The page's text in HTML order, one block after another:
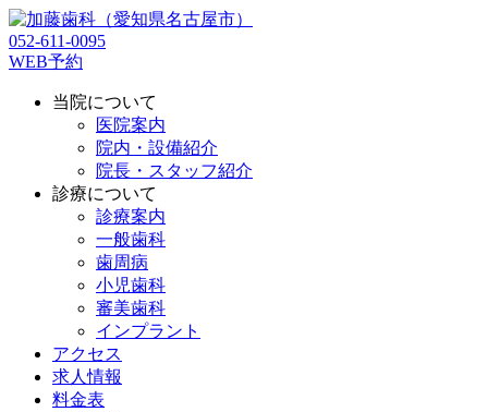
052-611-0095
WEB予約
当院について
医院案内
院内・設備紹介
院長・スタッフ紹介
診療について
診療案内
一般歯科
歯周病
小児歯科
審美歯科
インプラント
アクセス
求人情報
料金表